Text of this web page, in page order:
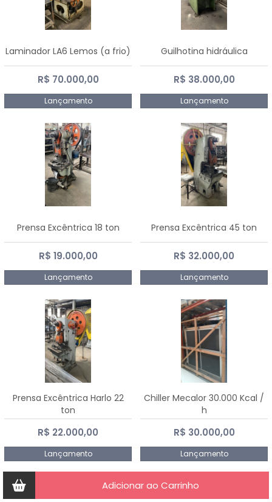
Laminador LA6 Lemos (a frio)
R$ 70.000,00
Lançamento
Guilhotina hidráulica
R$ 38.000,00
Lançamento
Prensa Excêntrica 18 ton
R$ 19.000,00
Lançamento
Prensa Excêntrica 45 ton
R$ 32.000,00
Lançamento
Prensa Excêntrica Harlo 22
ton
R$ 22.000,00
Lançamento
Chiller Mecalor 30.000 Kcal /
h
R$ 30.000,00
Lançamento
Adicionar ao Carrinho